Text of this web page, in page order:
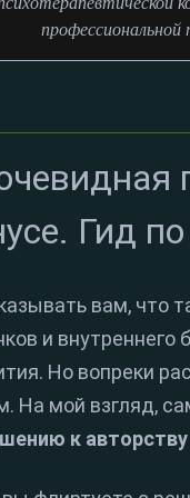
профессиональной
Гид
вам, что
и
Но вопреки
На мой взгляд,
к